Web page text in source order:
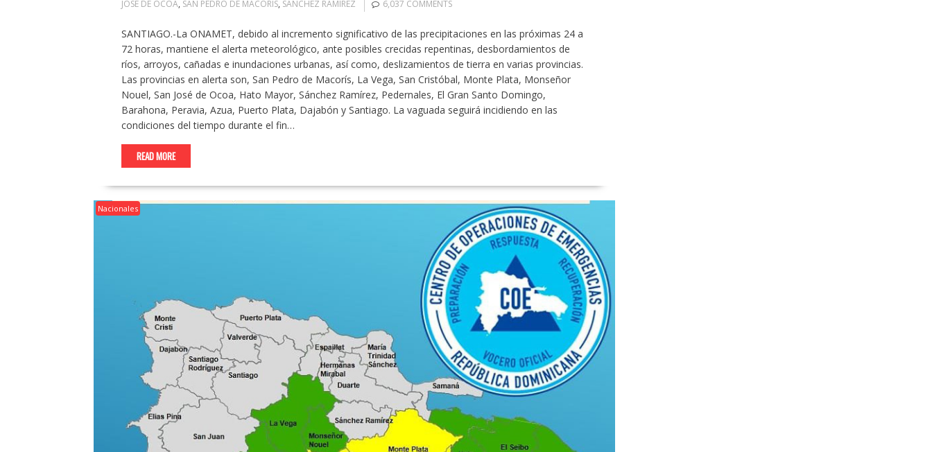
JOSÉ DE OCOA, SAN PEDRO DE MACORIS, SÁNCHEZ RAMÍREZ 6,037 COMMENTS
SANTIAGO.-La ONAMET, debido al incremento significativo de las precipitaciones en las próximas 24 a
72 horas, mantiene el alerta meteorológico, ante posibles crecidas repentinas, desbordamientos de
ríos, arroyos, cañadas e inundaciones urbanas, así como, deslizamientos de tierra en varias provincias.
Las provincias en alerta son, San Pedro de Macorís, La Vega, San Cristóbal, Monte Plata, Monseñor
Nouel, San José de Ocoa, Hato Mayor, Sánchez Ramírez, Pedernales, El Gran Santo Domingo,
Barahona, Peravia, Azua, Puerto Plata, Dajabón y Santiago. La vaguada seguirá incidiendo en las
condiciones del tiempo durante el fin…
READ MORE
Nacionales